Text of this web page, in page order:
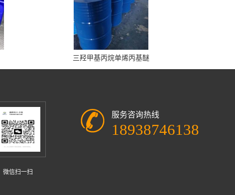
三羟甲基丙烷单烯丙基醚
微信扫一扫
服务咨询热线
18938746138